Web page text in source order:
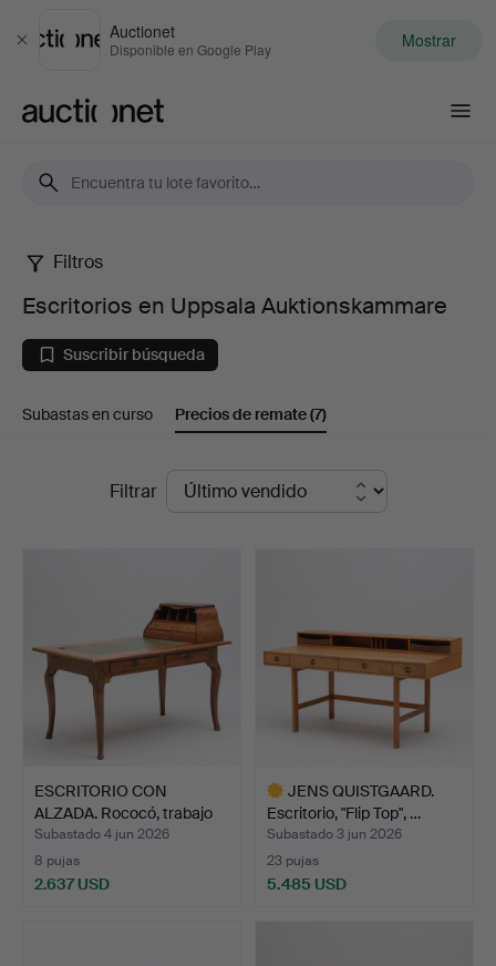
Cerrar
Auctionet
Disponible en Google Play Mostrar
Escritorios
en
Uppsala
Auktionskammare
Filtros
Escritorios en Uppsala Auktionskammare
Suscribir búsqueda
Subastas en curso Precios de remate(7)
Filtrar
ESCRITORIO CON
ALZADA. Rococó, trabajo
de …
Subastado 4 jun 2026
8 pujas
2.637 USD
JENS QUISTGAARD.
Escritorio, "Flip Top", …
Subastado 3 jun 2026
23 pujas
5.485 USD